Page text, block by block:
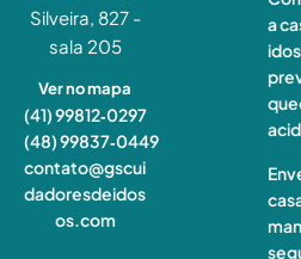
Silveira, 827 -
sala 205
Ver no mapa
(41) 99812‑0297
(48) 99837‑0449
contato@gscui
dadoresdeidos
os.com
a